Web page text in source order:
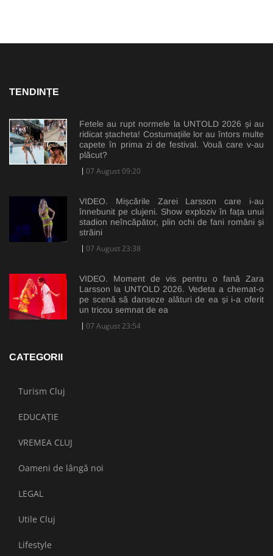
TENDINȚE
Fetele au rupt normele la UNTOLD 2026 și au
ridicat ștacheta! Costumațiile lor au întors multe
capete în prima zi de festival. Vouă care v-au
plăcut?
07 August 09:20
VIDEO. Mișcările Zarei Larsson care i-au
înnebunit pe clujeni. Show exploziv în fața unui
stadion neîncăpător, plin ochi de fani români și
străini
07 August 23:38
VIDEO. Moment de vis pentru o fană Zara
Larsson la UNTOLD 2026. Vedeta a chemat-o
pe scenă să danseze alături de ea și i-a oferit
un tricou semnat de ea
07 August 23:54
CATEGORII
Turism Cluj
EDUCAȚIE
VREMEA CLUJ
Oameni de lângă noi
LEGAL
Utile Cluj
Lifestyle